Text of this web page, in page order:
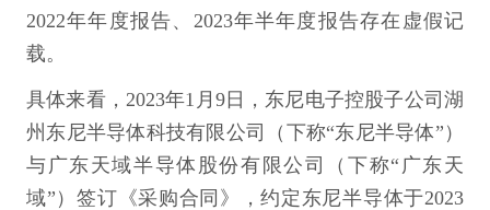
2022年年度报告、2023年半年度报告存在虚假记
载。
具体来看，2023年1月9日，东尼电子控股子公司湖
州东尼半导体科技有限公司（下称“东尼半导体”）
与广东天域半导体股份有限公司（下称“广东天
域”）签订《采购合同》，约定东尼半导体于2023